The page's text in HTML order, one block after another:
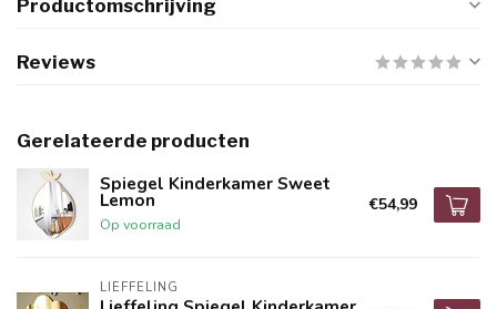
Productomschrijving
Reviews
Gerelateerde producten
Spiegel Kinderkamer Sweet
Lemon
Op voorraad
€54,99
LIEFFELING